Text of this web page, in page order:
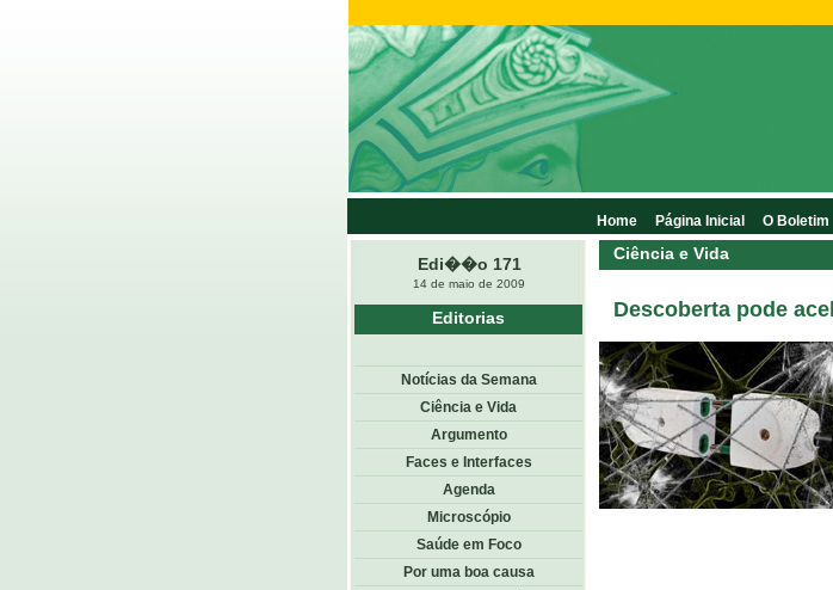
Edi��o 171
14 de maio de 2009
Ciência e Vida
Descoberta pode
Editorias
Notícias da Semana
Ciência e Vida
Argumento
Faces e Interfaces
Agenda
Microscópio
Saúde em Foco
Por uma boa causa
Home Página Inicial O Boletim